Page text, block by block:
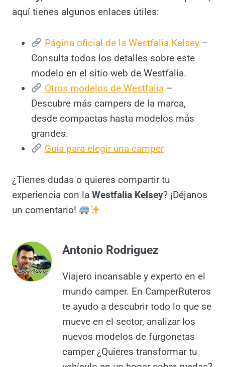
comprarla, aquí tienes algunos enlaces
útiles:
Página oficial de la Westfalia Kelsey
– Consulta todos los detalles sobre este
modelo en el sitio web de Westfalia.
Otros modelos de Westfalia–
Descubre más campers de la marca,
desde compactas hasta modelos más
grandes.
Guía para elegir una camper
¿Tienes dudas o quieres compartir tu
experiencia con la Westfalia Kelsey ?
¡Déjanos un comentario!
Antonio Rodriguez
Viajero incansable y experto en el
mundo camper. En
CamperRuteros te ayudo a
descubrir todo lo que se mueve
en el sector, analizar los nuevos
modelos de furgonetas camper